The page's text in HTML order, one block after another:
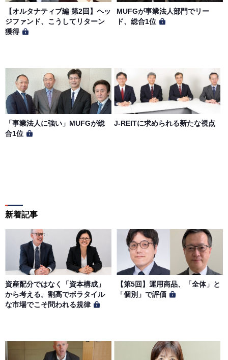
【オルタナティブ編 第2回】ヘッ
ジファンド、こうしてリターン
獲得
MUFGが事業法人部門でリー
ド、総合1位
「事業法人に強い」MUFGが総
合1位
J-REITに求められる新たな視点
新着記事
資産配分ではなく「資本構成」
から考える。割高でボラタイル
な市場でこそ問われる規律
【第5回】運用商品、「全体」と
「個別」で評価